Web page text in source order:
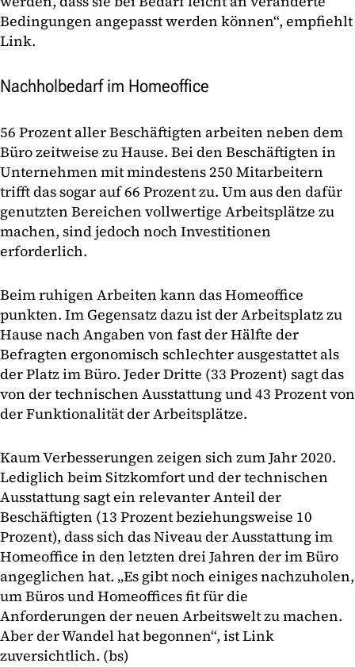
Bedingungen angepasst werden können“, empfiehlt
Link.
Nachholbedarf im Homeoffice
56 Prozent aller Beschäftigten arbeiten neben dem
Büro zeitweise zu Hause. Bei den Beschäftigten in
Unternehmen mit mindestens 250 Mitarbeitern
trifft das sogar auf 66 Prozent zu. Um aus den dafür
genutzten Bereichen vollwertige Arbeitsplätze zu
machen, sind jedoch noch Investitionen
erforderlich.
Beim ruhigen Arbeiten kann das Homeoffice
punkten. Im Gegensatz dazu ist der Arbeitsplatz zu
Hause nach Angaben von fast der Hälfte der
Befragten ergonomisch schlechter ausgestattet als
der Platz im Büro. Jeder Dritte (33 Prozent) sagt das
von der technischen Ausstattung und 43 Prozent von
der Funktionalität der Arbeitsplätze.
Kaum Verbesserungen zeigen sich zum Jahr 2020.
Lediglich beim Sitzkomfort und der technischen
Ausstattung sagt ein relevanter Anteil der
Beschäftigten (13 Prozent beziehungsweise 10
Prozent), dass sich das Niveau der Ausstattung im
Homeoffice in den letzten drei Jahren der im Büro
angeglichen hat. „Es gibt noch einiges nachzuholen,
um Büros und Homeoffices fit für die
Anforderungen der neuen Arbeitswelt zu machen.
Aber der Wandel hat begonnen“, ist Link
zuversichtlich. (bs)